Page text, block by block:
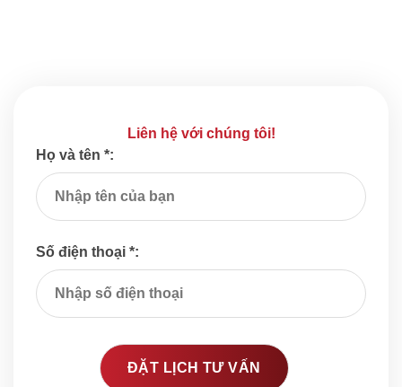
Liên hệ với chúng tôi!
Họ và tên *:
Số điện thoại *: